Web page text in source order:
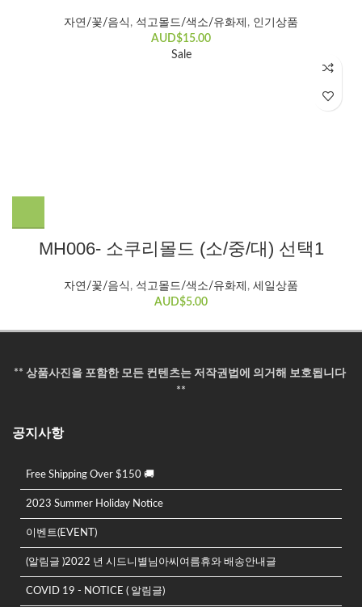
자연/꽃/음식 , 석고몰드/색소/유화제 , 인기상품
AUD$15.00
Sale
러
형
이
에
이
에
서
MH006- 소쿠리몰드 (소/중/대) 선택1
자연/꽃/음식 , 석고몰드/색소/유화제 , 세일상품
AUD$5.00
** 상품사진을 포함한 모든 컨텐츠는 저작권법에 의거해 보호됩니다
**
공지사항
Free Shipping Over $150 🚚
2023 Summer Holiday Notice
이벤트(EVENT)
(알림글 )2022 년 시드니별님아씨여름휴와 배송안내글
COVID 19 - NOTICE ( 알림글)